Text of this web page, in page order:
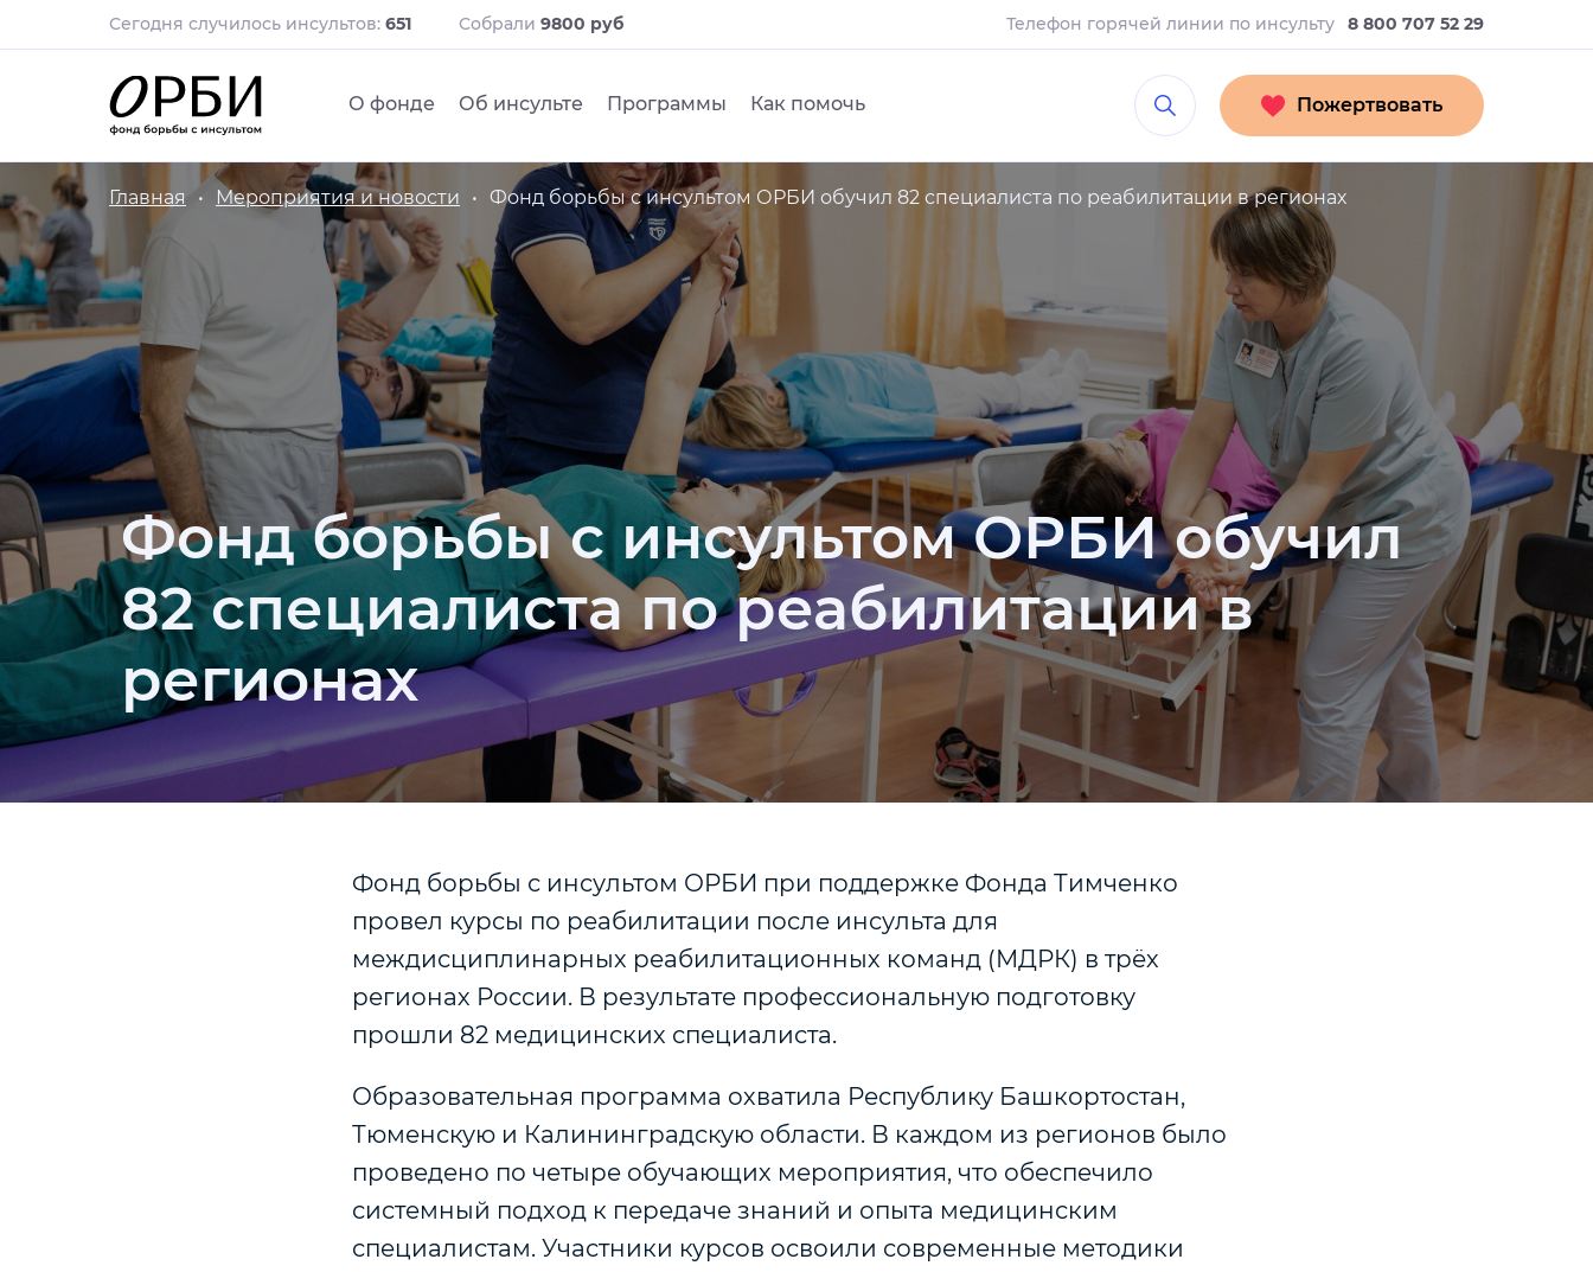
Сегодня случилось инсультов: 651 Собрали 9800 руб Телефон горячей линии по инсульту 8 800 707 52 29
О фонде Об инсульте Программы Как помочь Пожертвовать
Главная Мероприятия и новости Фонд борьбы с инсультом ОРБИ обучил 82 специалиста по реабилитации в регионах
Фонд борьбы с инсультом ОРБИ обучил
82 специалиста по реабилитации в
регионах
Фонд борьбы с инсультом ОРБИ при поддержке Фонда Тимченко
провел курсы по реабилитации после инсульта для
междисциплинарных реабилитационных команд (МДРК) в трёх
регионах России. В результате профессиональную подготовку
прошли 82 медицинских специалиста.
Образовательная программа охватила Республику Башкортостан,
Тюменскую и Калининградскую области. В каждом из регионов было
проведено по четыре обучающих мероприятия, что обеспечило
системный подход к передаче знаний и опыта медицинским
специалистам. Участники курсов освоили современные методики